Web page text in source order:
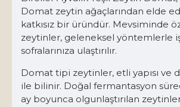
Domat zeytin ağaçlarından elde
katkısız bir üründür. Mevsiminde
zeytinler, geleneksel yöntemlerle
sofralarınıza ulaştırılır.
Domat tipi zeytinler, etli yapısı ve
ile bilinir. Doğal fermantasyon
ay boyunca olgunlaştırılan